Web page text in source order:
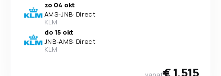
zo 04 okt
AMS-JNB· Direct
KLM
do 15 okt
JNB-AMS· Direct
KLM
€ 1.515